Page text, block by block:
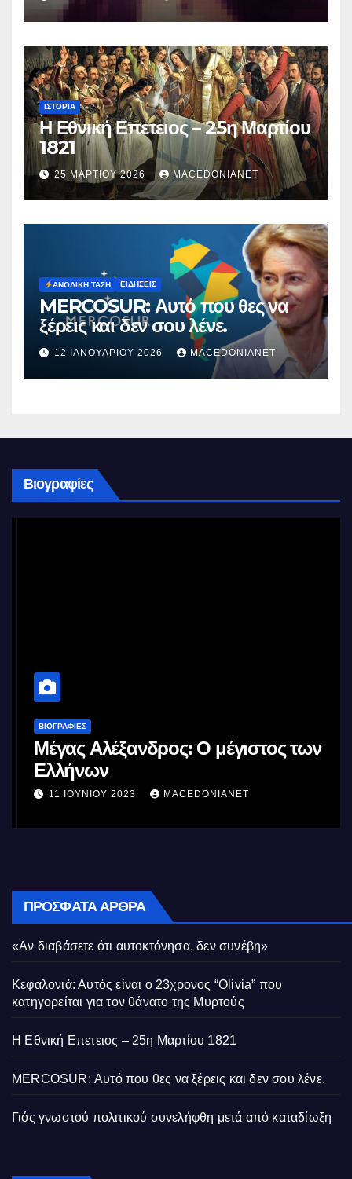
Μυρτούς
ΙΣΤΟΡΊΑ
Η Εθνική Επετειος – 25η Μαρτίου
1821
25 ΜΑΡΤΊΟΥ 2026 MACEDONIANET
ΑΝΟΔΙΚΉ ΤΆΣΗ ΕΙΔΉΣΕΙΣ
MERCOSUR: Αυτό που θες να
ξέρεις και δεν σου λένε.
12 ΙΑΝΟΥΑΡΊΟΥ 2026 MACEDONIANET
Βιογραφίες
ΒΙΟΓΡΑΦΊΕΣ
Μέγας Αλέξανδρος: Ο μέγιστος των
Ελλήνων
11 ΙΟΥΝΊΟΥ 2023 MACEDONIANET
ΠΡΌΣΦΑΤΑ ΆΡΘΡΑ
«Αν διαβάσετε ότι αυτοκτόνησα, δεν συνέβη»
Κεφαλονιά: Αυτός είναι ο 23χρονος “Olivia” που
κατηγορείται για τον θάνατο της Μυρτούς
Η Εθνική Επετειος – 25η Μαρτίου 1821
MERCOSUR: Αυτό που θες να ξέρεις και δεν σου λένε.
Γιός γνωστού πολιτικού συνελήφθη μετά από καταδίωξη